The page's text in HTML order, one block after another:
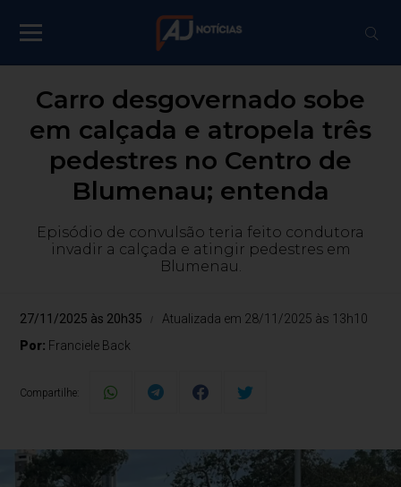
Carro desgovernado sobe
em calçada e atropela três
pedestres no Centro de
Blumenau; entenda
Episódio de convulsão teria feito condutora
invadir a calçada e atingir pedestres em
Blumenau.
27/11/2025 às 20h35
Atualizada em 28/11/2025 às 13h10
Por: Franciele Back
Compartilhe: